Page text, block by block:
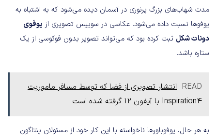
مدت شهاب‌های بزرگ پرنوری در آسمان دیده می‌شود که به اشتباه به
یوفوها نسبت داده می‌شود. عکاسی در سوییس تصویری از یوفوی
دونات شکل ثبت کرده بود که می‌تواند تصویر بدون فوکوسی از یک
ستاره باشد.
READ انتشار تصویری از فضا که توسط مسافر ماموریت
Inspiration4 با آیفون ۱۲ گرفته شده است
به هر حال، یوفوباورها ناخواسته با این کار خود از مسئولان پنتاگون